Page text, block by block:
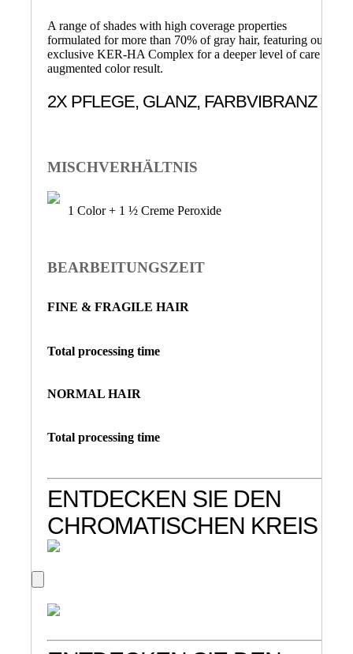
A range of shades with high coverage properties
formulated for more than 70% of gray hair, featuring our
exclusive KER-HA Complex for a deeper level of care &
augmented color result.
2X PFLEGE, GLANZ, FARBVIBRANZ
MISCHVERHÄLTNIS
1 Color + 1 ½ Creme Peroxide
BEARBEITUNGSZEIT
FINE & FRAGILE HAIR
Total processing time
NORMAL HAIR
Total processing time
ENTDECKEN SIE DEN
CHROMATISCHEN KREIS